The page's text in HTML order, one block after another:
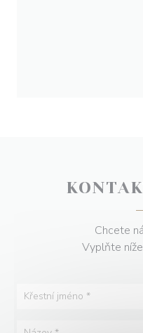
Chcete
Vyplňte